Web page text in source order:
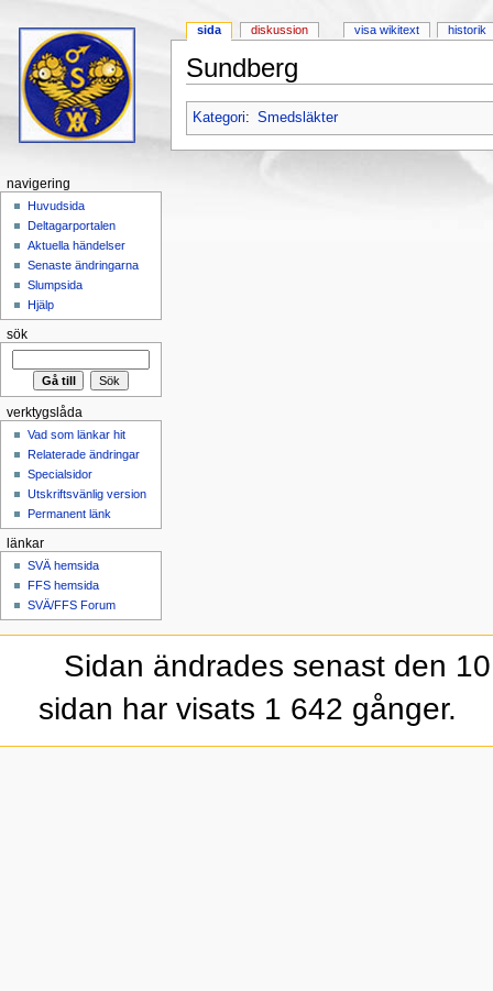
Sundberg
Kategori: Smedsläkter
sida diskussion visa wikitext historik
navigering
Huvudsida
Deltagarportalen
Aktuella händelser
Senaste ändringarna
Slumpsida
Hjälp
sök
verktygslåda
Vad som länkar hit
Relaterade ändringar
Specialsidor
Utskriftsvänlig version
Permanent länk
länkar
SVÄ hemsida
FFS hemsida
SVÄ/FFS Forum
Sidan ändrades senast den
sidan har visats 1 642 gånger.